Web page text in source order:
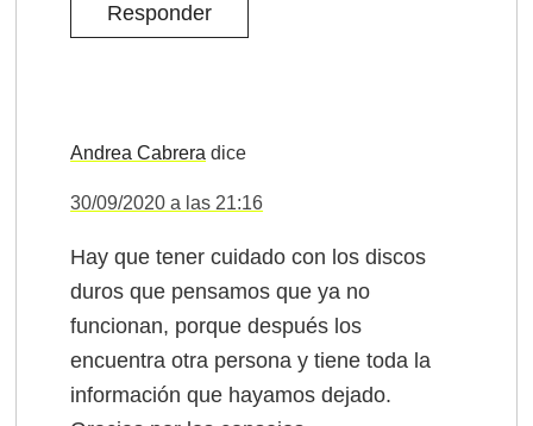
Responder
Andrea Cabrera dice
30/09/2020 a las 21:16
Hay que tener cuidado con los discos
duros que pensamos que ya no
funcionan, porque después los
encuentra otra persona y tiene toda la
información que hayamos dejado.